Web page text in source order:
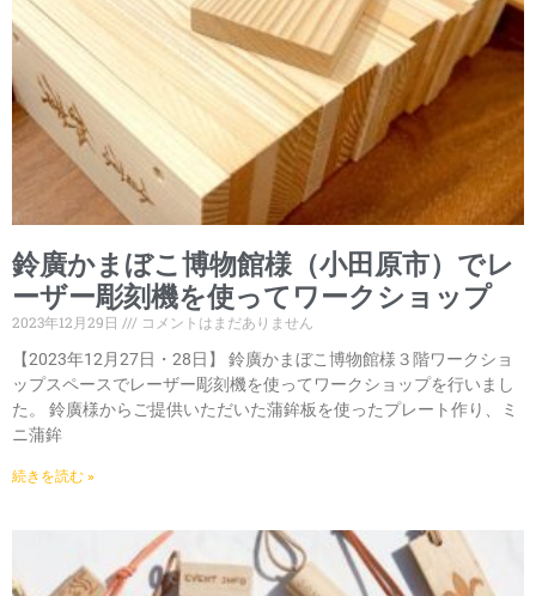
鈴廣かまぼこ博物館様（小田原市）でレ
ーザー彫刻機を使ってワークショップ
2023年12月29日
コメントはまだありません
【2023年12月27日・28日】 鈴廣かまぼこ博物館様３階ワークショ
ップスペースでレーザー彫刻機を使ってワークショップを行いまし
た。 鈴廣様からご提供いただいた蒲鉾板を使ったプレート作り、ミ
ニ蒲鉾
続きを読む »